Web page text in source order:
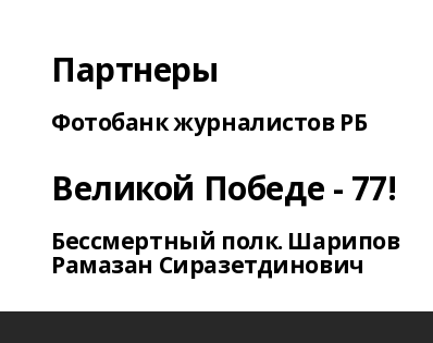
Партнеры
Фотобанк журналистов РБ
Великой Победе - 77!
Бессмертный полк. Шарипов
Рамазан Сиразетдинович